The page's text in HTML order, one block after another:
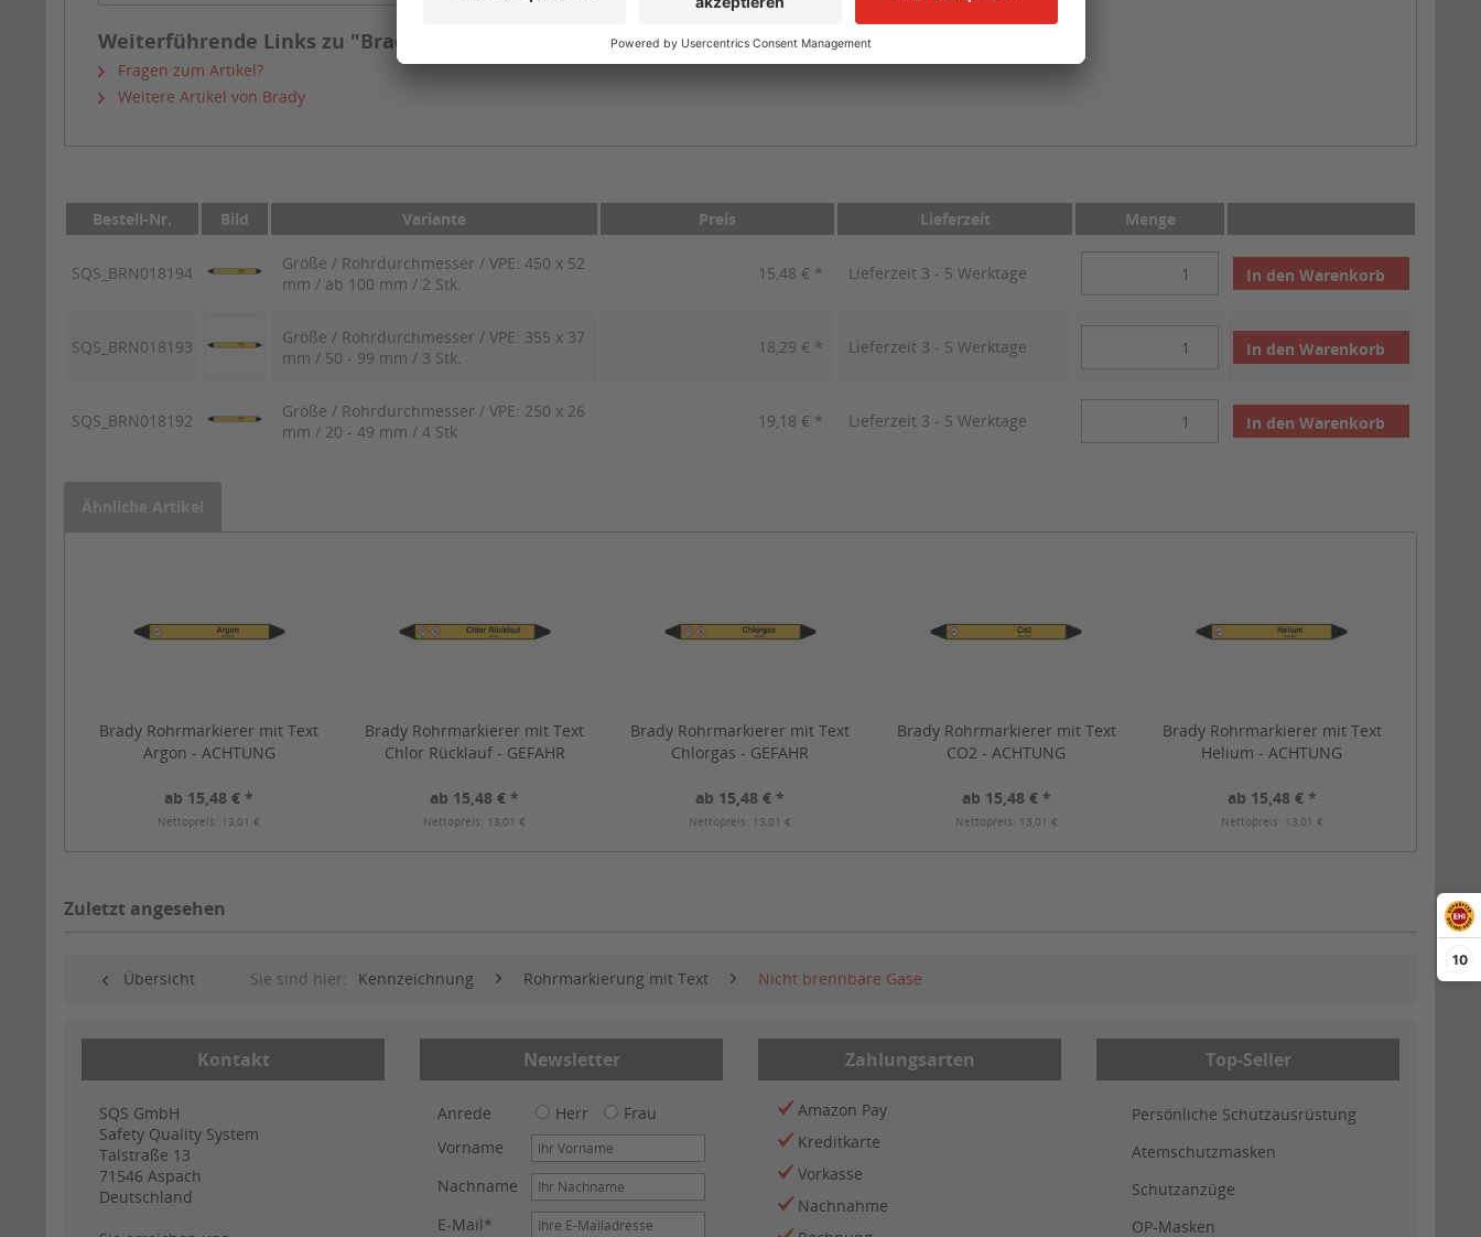
10
Weiterführende Links zu "Brady Rohrmarkierer mit Text Chlor - GEFAHR"
Fragen zum Artikel?
Weitere Artikel von Brady
Bestell-Nr. Bild Variante Preis Lieferzeit Menge
SQS_BRN018194
Größe / Rohrdurchmesser / VPE: 450 x 52
mm / ab 100 mm / 2 Stk.
15,48 € * Lieferzeit 3 - 5 Werktage In den Warenkorb
SQS_BRN018193
Größe / Rohrdurchmesser / VPE: 355 x 37
mm / 50 - 99 mm / 3 Stk.
18,29 € * Lieferzeit 3 - 5 Werktage In den Warenkorb
SQS_BRN018192
Größe / Rohrdurchmesser / VPE: 250 x 26
mm / 20 - 49 mm / 4 Stk
19,18 € * Lieferzeit 3 - 5 Werktage In den Warenkorb
Ähnliche Artikel
Brady Rohrmarkierer mit Text
Argon - ACHTUNG
ab 15,48 € *
Nettopreis: 13,01 €
Brady Rohrmarkierer mit Text
Chlor Rücklauf - GEFAHR
ab 15,48 € *
Nettopreis: 13,01 €
Brady Rohrmarkierer mit Text
Chlorgas - GEFAHR
ab 15,48 € *
Nettopreis: 13,01 €
Brady Rohrmarkierer mit Text
CO2 - ACHTUNG
ab 15,48 € *
Nettopreis: 13,01 €
Brady Rohrmarkierer mit Text
Helium - ACHTUNG
ab 15,48 € *
Nettopreis: 13,01 €
Zuletzt angesehen
Übersicht Sie sind hier: Kennzeichnung Rohrmarkierung mit Text Nicht brennbare Gase
Kontakt
SQS GmbH
Safety Quality System
Talstraße 13
71546 Aspach
Deutschland
Newsletter
Anrede Herr
Frau
Vorname
Nachname
E-Mail*
Zahlungsarten
Amazon Pay
Kreditkarte
Vorkasse
Nachnahme
Top-Seller
Persönliche Schutzausrüstung
Atemschutzmasken
Schutzanzüge
OP-Masken